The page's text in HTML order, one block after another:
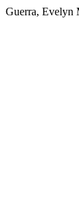
Guerra, Evelyn